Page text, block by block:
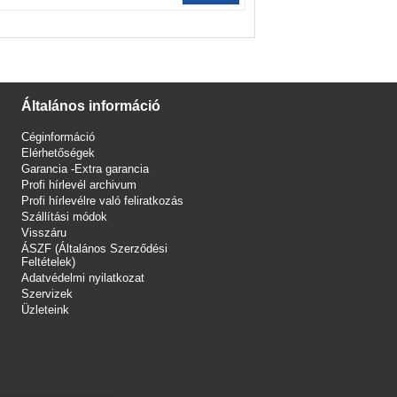
Általános információ
Céginformáció
Elérhetőségek
Garancia -Extra garancia
Profi hírlevél archivum
Profi hírlevélre való feliratkozás
Szállítási módok
Visszáru
ÁSZF (Általános Szerződési
Feltételek)
Adatvédelmi nyilatkozat
Szervizek
Üzleteink